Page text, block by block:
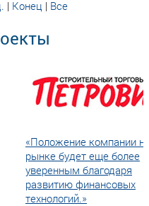
| Конец | Все
«Положение компании
рынке будет еще более
уверенным благодаря
развитию финансовых
технологий.»